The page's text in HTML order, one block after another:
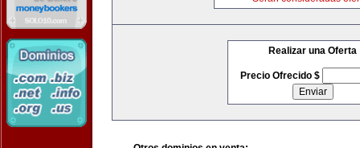
Realizar una Oferta
Precio Ofrecido $